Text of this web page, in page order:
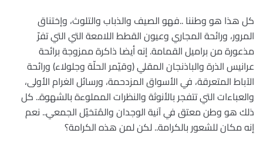
كل هذا هو وطننا ..فهو الصيف والذباب والتلوث، وإختناق
المرور، ورائحة المجاري وعيون القطط اللامعة التي التي تفرّ
مذعورة من براميل القمامة. إنه أيضا ذاكرة ممزوجة برائحة
عرانيس الذرة والباذنجان المقلي (وقيّمر الحلّة وجلولاء) ورائحة
الآباط المتعرقة، في الأسواق المزدحمة، ورسائل الغرام الأولى،
والعباءات التي تتفجر بالأنوثة والنظرات المملوءة بالشهوة.. كل
ذلك هو وطن معتق في آنية الوجدان والمُتخيّل الجمعي.. نعم
إنه مكان للشعور بالكرامة.. لكن لمن هذه الكرامة؟